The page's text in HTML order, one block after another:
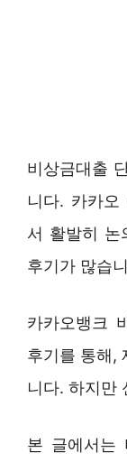
비상금대출
니다. 카카
서 활발히 논
후기가 많습
카카오뱅크
후기를 통해,
니다. 하지만
본 글에서는